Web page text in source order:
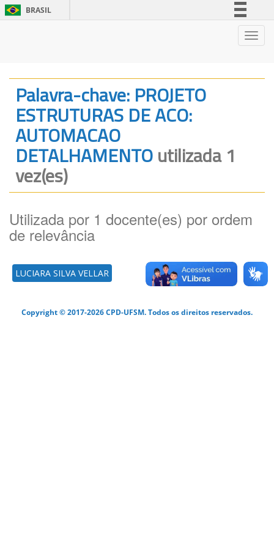
BRASIL
Legislação
Canais
Palavra-chave: PROJETO
ESTRUTURAS DE ACO:
AUTOMACAO
DETALHAMENTOutilizada 1
vez(es)
Utilizada por 1 docente(es) por ordem
de relevância
LUCIARA SILVA VELLAR
Copyright © 2017-2026 CPD-UFSM. Todos os direitos reservados.